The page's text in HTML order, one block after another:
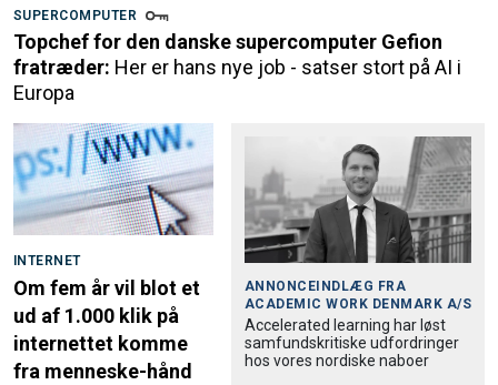
SUPERCOMPUTER
Topchef for den danske supercomputer Gefion
fratræder: Her er hans nye job - satser stort på AI i
Europa
INTERNET
Om fem år vil blot et
ud af 1.000 klik på
internettet komme
fra menneske-hånd
ANNONCEINDLÆG FRA
ACADEMIC WORK DENMARK A/S
Accele­rated learning har løst
samfund­skri­tiske udfordringer
hos vores nordiske naboer